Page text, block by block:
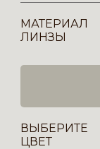
МАТЕРИАЛ
ЛИНЗЫ
ВЫБЕРИТЕ
ЦВЕТ